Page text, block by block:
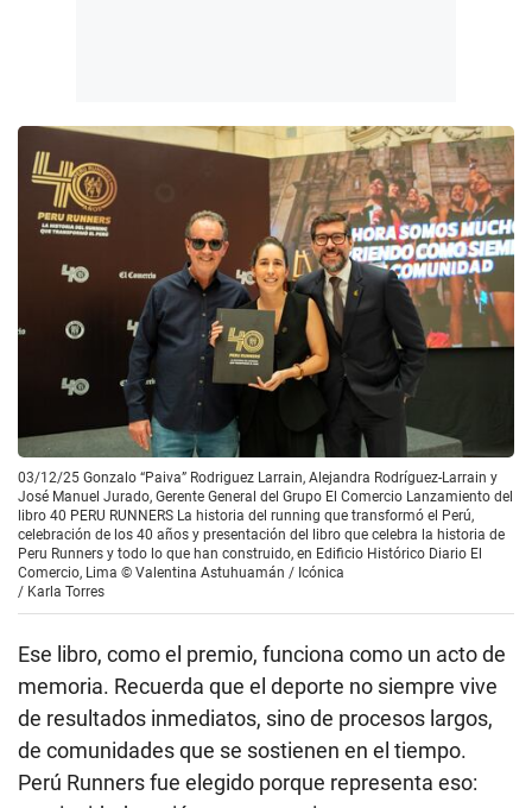
03/12/25 Gonzalo “Paiva” Rodriguez Larrain, Alejandra Rodríguez-Larrain y
José Manuel Jurado, Gerente General del Grupo El Comercio Lanzamiento del
libro 40 PERU RUNNERS La historia del running que transformó el Perú,
celebración de los 40 años y presentación del libro que celebra la historia de
Peru Runners y todo lo que han construido, en Edificio Histórico Diario El
Comercio, Lima © Valentina Astuhuamán / Icónica
/ Karla Torres
Ese libro, como el premio, funciona como un acto de
memoria. Recuerda que el deporte no siempre vive
de resultados inmediatos, sino de procesos largos,
de comunidades que se sostienen en el tiempo.
Perú Runners fue elegido porque representa eso: